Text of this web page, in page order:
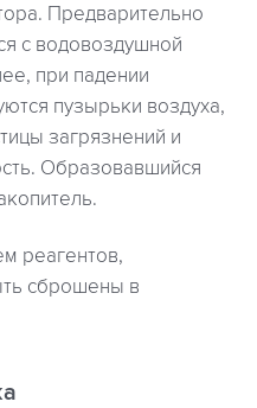
Предварительно
с водовоздушной
при падении
пузырьки воздуха,
загрязнений и
Образовавшийся
реагентов,
сброшены в